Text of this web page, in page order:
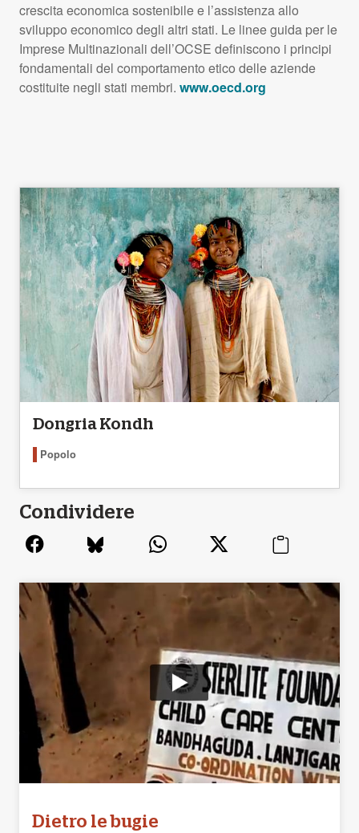
crescita economica sostenibile e l’assistenza allo
sviluppo economico degli altri stati. Le linee guida per le
Imprese Multinazionali dell’OCSE definiscono i principi
fondamentali del comportamento etico delle aziende
costituite negli stati membri. www.oecd.org
Dongria Kondh
Popolo
Condividere
Dietro le bugie